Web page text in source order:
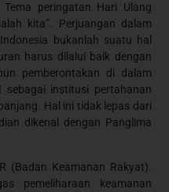
peringatan Hari Ulang
kita”. Perjuangan dalam
bukanlah suatu hal
harus dilalui baik dengan
pemberontakan di dalam
sebagai institusi pertahanan
Hal ini tidak lepas dari
dikenal dengan Panglima
(Badan Keamanan Rakyat).
pemeliharaan keamanan